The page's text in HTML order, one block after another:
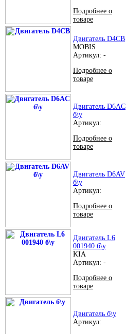
Подробнее о
товаре
Двигатель D4CB
MOBIS
Артикул: -
Подробнее о
товаре
Двигатель D6AC
б\у
Артикул:
Подробнее о
товаре
Двигатель D6AV
б\у
Артикул:
Подробнее о
товаре
Двигатель L6
001940 б\у
KIA
Артикул: -
Подробнее о
товаре
Двигатель б\у
Артикул: